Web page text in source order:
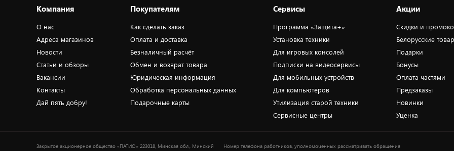
Компания
О нас
Адреса магазинов
Новости
Статьи и обзоры
Вакансии
Контакты
Дай пять добру!
Покупателям
Как сделать заказ
Оплата и доставка
Безналичный расчёт
Обмен и возврат товара
Юридическая информация
Обработка персональных данных
Подарочные карты
Сервисы
Программа «Защита+»
Установка техники
Для игровых консолей
Подписки на видеосервисы
Для мобильных устройств
Для компьютеров
Утилизация старой техники
Сервисные центры
Акции
Скидки и
Белорусские
Подарки
Бонусы
Оплата частями
Предзаказы
Новинки
Уценка
Закрытое акционерное общество «ПАТИО» 223018, Минская обл., Минский Номер телефона работников, уполномоченных рассматривать обращения